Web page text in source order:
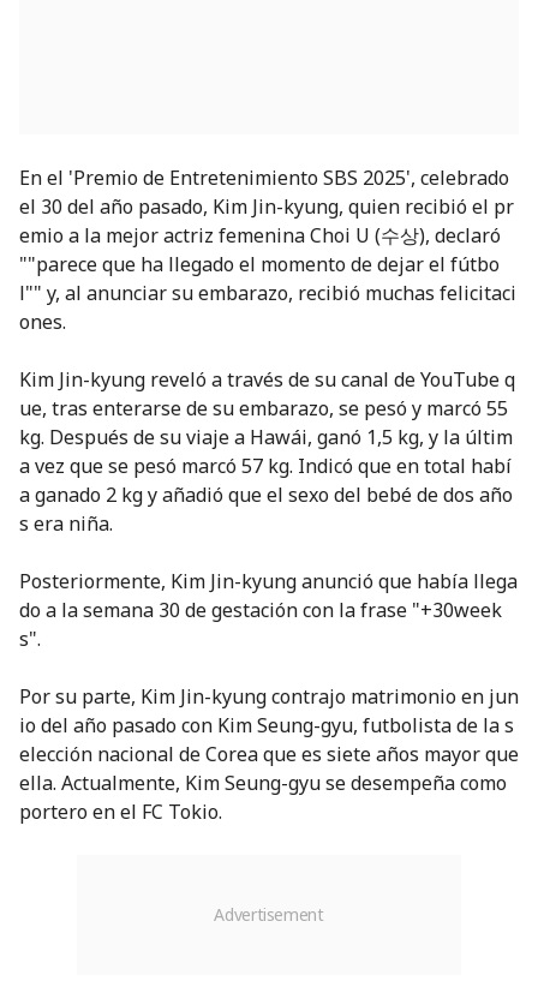
En el 'Premio de Entretenimiento SBS 2025', celebrado
el 30 del año pasado, Kim Jin-kyung, quien recibió el pr
emio a la mejor actriz femenina Choi U (수상), declaró
""parece que ha llegado el momento de dejar el fútbo
l"" y, al anunciar su embarazo, recibió muchas felicitaci
ones.
Kim Jin-kyung reveló a través de su canal de YouTube q
ue, tras enterarse de su embarazo, se pesó y marcó 55
kg. Después de su viaje a Hawái, ganó 1,5 kg, y la últim
a vez que se pesó marcó 57 kg. Indicó que en total habí
a ganado 2 kg y añadió que el sexo del bebé de dos año
s era niña.
Posteriormente, Kim Jin-kyung anunció que había llega
do a la semana 30 de gestación con la frase "+30week
s".
Por su parte, Kim Jin-kyung contrajo matrimonio en jun
io del año pasado con Kim Seung-gyu, futbolista de la s
elección nacional de Corea que es siete años mayor que
ella. Actualmente, Kim Seung-gyu se desempeña como
portero en el FC Tokio.